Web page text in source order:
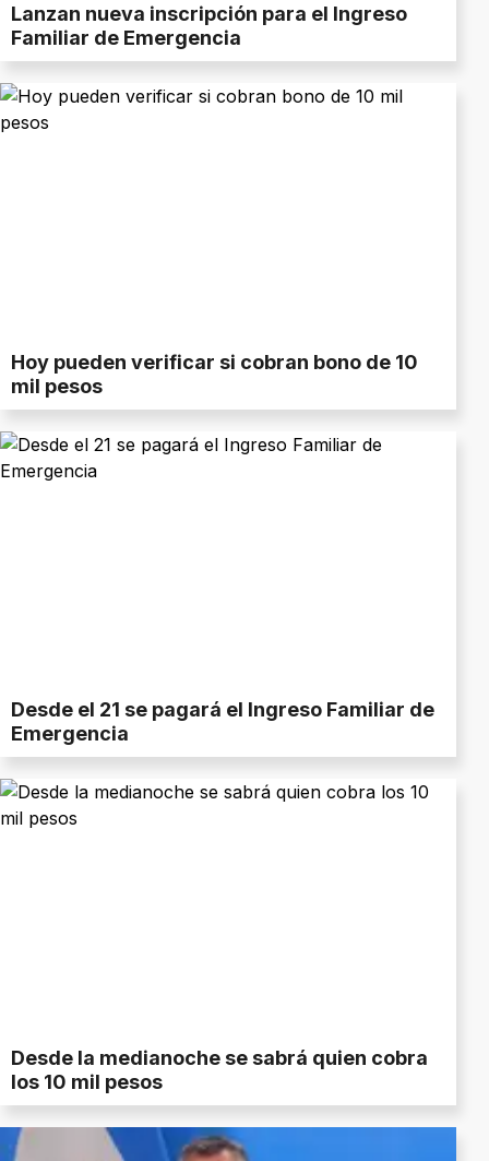
Lanzan nueva inscripción para el Ingreso
Familiar de Emergencia
Hoy pueden verificar si cobran bono de 10
mil pesos
Desde el 21 se pagará el Ingreso Familiar de
Emergencia
Desde la medianoche se sabrá quien cobra
los 10 mil pesos